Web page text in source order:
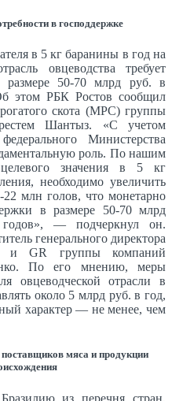
в господдержке
в 5 кг баранины в год на
овцеводства требует
размере 50-70 млрд руб. в
этом РБК Ростов сообщил
скота (МРС) группы
Шантыз. «С учетом
Министерства
роль. По нашим
значения в 5 кг
необходимо увеличить
млн голов, что монетарно
в размере 50-70 млрд
— подчеркнул он.
генерального директора
и GR группы компаний
По его мнению, меры
овцеводческой отрасли в
около 5 млрд руб. в год,
характер — не менее, чем
мяса и продукции
из перечня стран,